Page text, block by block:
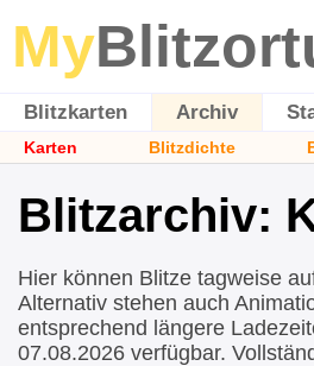
My
Blitzkarten Archiv
Karten Blitzdichte
Blitzarchiv:
Hier können Blitze tagweise
Alternativ stehen auch
entsprechend längere
07.08.2026 verfügbar.